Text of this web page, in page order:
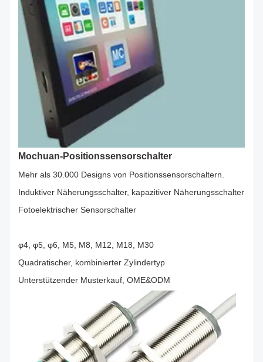
Mochuan-Positionssensorschalter
Mehr als 30.000 Designs von Positionssensorschaltern.
Induktiver Näherungsschalter, kapazitiver Näherungsschalter
Fotoelektrischer Sensorschalter
φ4, φ5, φ6, M5, M8, M12, M18, M30
Quadratischer, kombinierter Zylindertyp
Unterstützender Musterkauf, OME&ODM